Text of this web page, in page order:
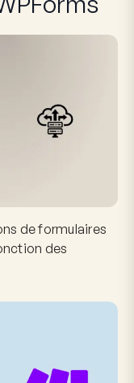
de formulaires
des